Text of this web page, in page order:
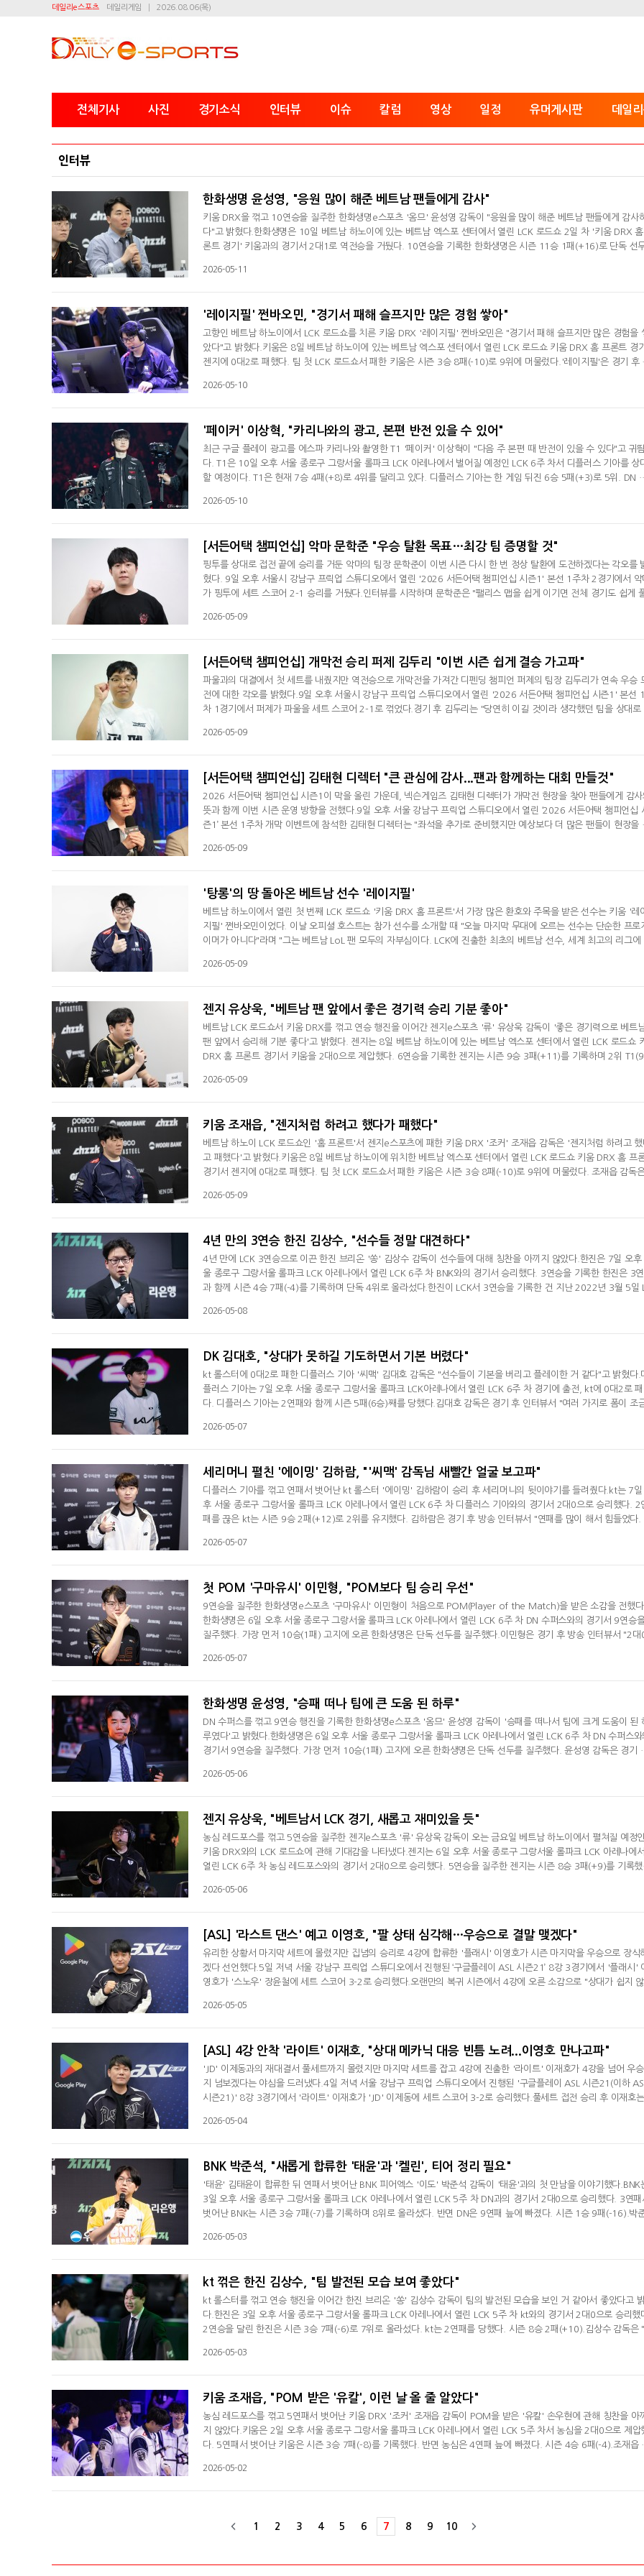
데일리e스포츠 데일리게임 2026.08.06(목)
전체기사 사진 경기소식 인터뷰 이슈 칼럼 영상 일정 유머게시판 데일
인터뷰
한화생명 윤성영, "응원 많이 해준 베트남 팬들에게 감사"
키움 DRX을 꺾고 10연승을 질주한 한화생명e스포츠 '옴므' 윤성영 감독이 "응원을 많이 해준 베트남 팬들에게 감사
다"고 밝혔다.한화생명은 10일 베트남 하노이에 있는 베트남 엑스포 센터에서 열린 LCK 로드쇼 2일 차 '키움 DRX
론트 경기' 키움과의 경기서 2대1로 역전승을 거뒀다. 10연승을 기록한 한화생명은 시즌 11승 1패(+16)로 단독 선
이 해줘서 감사하다고 말하고 싶다"라며 "고생한 선수나 팬들이 즐겁게 봤으면 좋을 거 같다"며 LCK 로드쇼를 치른 소
2026-05-11
'레이지필' 쩐바오민, "경기서 패해 슬프지만 많은 경험 쌓아"
고향인 베트남 하노이에서 LCK 로드쇼를 치른 키움 DRX '레이지필' 쩐바오민은 "경기서 패해 슬프지만 많은 경험을
았다"고 밝혔다.키움은 8일 베트남 하노이에 있는 베트남 엑스포 센터에서 열린 LCK 로드쇼 키움 DRX 홈 프론트 경
젠지에 0대2로 패했다. 팀 첫 LCK 로드쇼서 패한 키움은 시즌 3승 8패(-10)로 9위에 머물렀다.'레이지필'은 경기 후
만 많은 경험을 쌓았다"며 처음으로 로드쇼를 펼친 소감을 전했다. 이날 '레이지필'은 가장 마지막에 등장해 베트남 팬
2026-05-10
'페이커' 이상혁, "카리나와의 광고, 본편 반전 있을 수 있어"
최근 구글 플레이 광고를 에스파 카리나와 촬영한 T1 '페이커' 이상혁이 "다음 주 본편 때 반전이 있을 수 있다"고 귀
다. T1은 10일 오후 서울 종로구 그랑서울 롤파크 LCK 아레나에서 벌어질 예정인 LCK 6주 차서 디플러스 기아를 상
할 예정이다. T1은 현재 7승 4패(+8)로 4위를 달리고 있다. 디플러스 기아는 한 게임 뒤진 6승 5패(+3)로 5위. DN
세트서 불리했는데 우리가 소규모 교전서 조금씩 이득을 본 덕분에 유리해질 수 있었다"며 "초반에 인내심 있게 잘 플
2026-05-10
[서든어택 챔피언십] 악마 문학준 "우승 탈환 목표…최강 팀 증명할 것"
핑투를 상대로 접전 끝에 승리를 거둔 악마의 팀장 문학준이 이번 시즌 다시 한 번 정상 탈환에 도전하겠다는 각오를
혔다. 9일 오후 서울시 강남구 프릭업 스튜디오에서 열린 '2026 서든어택 챔피언십 시즌1' 본선 1주차 2경기에서 악
가 핑투에 세트 스코어 2-1 승리를 거뒀다.인터뷰를 시작하며 문학준은 "팰리스 맵을 쉽게 이기면 전체 경기도 쉽게
고정맵 팰리스에서의 1세트의 경우 "대회에서 세이브 싸움이 정말 중요한데 수비 진영이었던 전반 마지막 라운드 2대1
2026-05-09
[서든어택 챔피언십] 개막전 승리 퍼제 김두리 "이번 시즌 쉽게 결승 가고파"
파울과의 대결에서 첫 세트를 내줬지만 역전승으로 개막전을 가져간 디펜딩 챔피언 퍼제의 팀장 김두리가 연속 우승
전에 대한 각오를 밝혔다.9일 오후 서울시 강남구 프릭업 스튜디오에서 열린 '2026 서든어택 챔피언십 시즌1' 본선
차 1경기에서 퍼제가 파울을 세트 스코어 2-1로 꺾었다.경기 후 김두리는 "당연히 이길 것이라 생각했던 팀을 상대로
다고 생각했는데 너무 압도당했다"며 "개막전에서 지는 장면이 머릿속에 계속 떠돌 정도였다"라고 당시 상황을 돌아봤
2026-05-09
[서든어택 챔피언십] 김태현 디렉터 "큰 관심에 감사...팬과 함께하는 대회 만들것"
2026 서든어택 챔피언십 시즌1이 막을 올린 가운데, 넥슨게임즈 김태현 디렉터가 개막전 현장을 찾아 팬들에게 감사
뜻과 함께 이번 시즌 운영 방향을 전했다.9일 오후 서울 강남구 프릭업 스튜디오에서 열린 ‘2026 서든어택 챔피언십
즌1’ 본선 1주차 개막 이벤트에 참석한 김태현 디렉터는 "좌석을 추가로 준비했지만 예상보다 더 많은 팬들이 현장을
이 마련됐으며, '서든어택' 이용자들과 '서든어택 챔피언십' 팬들이 현장을 가득 메우며 개막전 분위기를 달궜다.김 디
2026-05-09
'탕롱'의 땅 돌아온 베트남 선수 '레이지필'
베트남 하노이에서 열린 첫 번째 LCK 로드쇼 '키움 DRX 홈 프론트'서 가장 많은 환호와 주목을 받은 선수는 키움 '레이
지필' 쩐바오민이었다. 이날 오피셜 호스트는 참가 선수를 소개할 때 "오늘 마지막 무대에 오르는 선수는 단순한 프로
이머가 아니다"라며 "그는 베트남 LoL 팬 모두의 자부심이다. LCK에 진출한 최초의 베트남 선수, 세계 최고의 리그에
입고 다시 탕롱(하노이)의 땅으로 돌아왔다"면서 "용의 후예 '레이지필'이다"고 강조했다. '탕롱'은 현재 LCK 로드쇼가
2026-05-09
젠지 유상욱, "베트남 팬 앞에서 좋은 경기력 승리 기분 좋아"
베트남 LCK 로드쇼서 키움 DRX를 꺾고 연승 행진을 이어간 젠지e스포츠 '류' 유상욱 감독이 '좋은 경기력으로 베트
팬 앞에서 승리해 기분 좋다'고 밝혔다. 젠지는 8일 베트남 하노이에 있는 베트남 엑스포 센터에서 열린 LCK 로드쇼
DRX 홈 프론트 경기서 키움을 2대0으로 제압했다. 6연승을 기록한 젠지는 시즌 9승 3패(+11)를 기록하며 2위
은 경기 후 인터뷰서 "좋은 경기력으로 베트남 팬 앞에서 2대0으로 승리해서 기분 좋다"며 베트남 로드쇼 승리 소감을
2026-05-09
키움 조재읍, "젠지처럼 하려고 했다가 패했다"
베트남 하노이 LCK 로드쇼인 '홈 프론트'서 젠지e스포츠에 패한 키움 DRX '조커' 조재읍 감독은 '젠지처럼 하려고 했
고 패했다'고 밝혔다.키움은 8일 베트남 하노이에 위치한 베트남 엑스포 센터에서 열린 LCK 로드쇼 키움 DRX 홈 프
경기서 젠지에 0대2로 패했다. 팀 첫 LCK 로드쇼서 패한 키움은 시즌 3승 8패(-10)로 9위에 머물렀다. 조재읍 감독
의 다음 경기 전까지 부족한 부분을 잘 보완해서 마지막 날 멋진 경기를 보여줄 수 있게 하겠다"고 다짐했다. 아쉬웠던
2026-05-09
4년 만의 3연승 한진 김상수, "선수들 정말 대견하다"
4년 만에 LCK 3연승으로 이끈 한진 브리온 '쏭' 김상수 감독이 선수들에 대해 칭찬을 아끼지 않았다.한진은 7일 오후
울 종로구 그랑서울 롤파크 LCK 아레나에서 열린 LCK 6주 차 BNK와의 경기서 승리했다. 3연승을 기록한 한진은 3
과 함께 시즌 4승 7패(-4)를 기록하며 단독 4위로 올라섰다.한진이 LCK서 3연승을 기록한 건 지난 2022년 3월 5일
다.김상수 감독은 "2대0으로 승리해서 정말 좋다. 불리한 게임을 역전했다는 부분도 기쁘다. 너무 좋은 날이다"라며 "
2026-05-08
DK 김대호, "상대가 못하길 기도하면서 기본 버렸다"
kt 롤스터에 0대2로 패한 디플러스 기아 '씨맥' 김대호 감독은 "선수들이 기본을 버리고 플레이한 거 같다"고 밝혔다.
플러스 기아는 7일 오후 서울 종로구 그랑서울 롤파크 LCK아레나에서 열린 LCK 6주 차 경기에 출전, kt에 0대2로 패
다. 디플러스 기아는 2연패와 함께 시즌 5패(6승)째를 당했다.김대호 감독은 경기 후 인터뷰서 "여러 가지로 폼이 조
서도 손해를 많이 봤다"며 운을 뗐다. 김 감독은 "본능적으로 (선수들이) 오늘 폼이 안 좋다는 걸 느낀 거 같더라"라며 "
2026-05-07
세리머니 펼친 '에이밍' 김하람, "'씨맥' 감독님 새빨간 얼굴 보고파"
디플러스 기아를 꺾고 연패서 벗어난 kt 롤스터 '에이밍' 김하람이 승리 후 세리머니의 뒷이야기를 들려줬다.kt는 7일
후 서울 종로구 그랑서울 롤파크 LCK 아레나에서 열린 LCK 6주 차 디플러스 기아와의 경기서 2대0으로 승리했다. 2
패를 끊은 kt는 시즌 9승 2패(+12)로 2위를 유지했다. 김하람은 경기 후 방송 인터뷰서 "연패를 많이 해서 힘들었다.
한다. 오늘 1세트를 이겨서 갑자기 생각이 나더라. 직접 적었고 '씨맥' 감독님의 새빨간 얼굴을 보고 싶다"며 웃음을 지
2026-05-07
첫 POM '구마유시' 이민형, "POM보다 팀 승리 우선"
9연승을 질주한 한화생명e스포츠 '구마유시' 이민형이 처음으로 POM(Player of the Match)을 받은 소감을 전했다.
한화생명은 6일 오후 서울 종로구 그랑서울 롤파크 LCK 아레나에서 열린 LCK 6주 차 DN 수퍼스와의 경기서 9연승
질주했다. 가장 먼저 10승(1패) 고지에 오른 한화생명은 단독 선두를 질주했다.이민형은 경기 후 방송 인터뷰서 "2대
다"며 9연승을 기록한 소감을 전했다. 이민형은 이날 시즌 처음으로 POM을 받았다. 그는 "오랜만에 인터뷰 존에 와서
2026-05-07
한화생명 윤성영, "승패 떠나 팀에 큰 도움 된 하루"
DN 수퍼스를 꺾고 9연승 행진을 기록한 한화생명e스포츠 '옴므' 윤성영 감독이 '승패를 떠나서 팀에 크게 도움이 된
루였다'고 밝혔다.한화생명은 6일 오후 서울 종로구 그랑서울 롤파크 LCK 아레나에서 열린 LCK 6주 차 DN 수퍼스와
경기서 9연승을 질주했다. 가장 먼저 10승(1패) 고지에 오른 한화생명은 단독 선두를 질주했다. 윤성영 감독은 경기
부족한 부분을 많이 시도해 본 장면이 잘 나왔다. 일단 승패를 떠나서 팀에 크게 도움 되는 하루였다"고 평가했다. 접전
2026-05-06
젠지 유상욱, "베트남서 LCK 경기, 새롭고 재미있을 듯"
농심 레드포스를 꺾고 5연승을 질주한 젠지e스포츠 '류' 유상욱 감독이 오는 금요일 베트남 하노이에서 펼쳐질 예정인
키움 DRX와의 LCK 로드쇼에 관해 기대감을 나타냈다.젠지는 6일 오후 서울 종로구 그랑서울 롤파크 LCK 아레나에서
열린 LCK 6주 차 농심 레드포스와의 경기서 2대0으로 승리했다. 5연승을 질주한 젠지는 시즌 8승 3패(+9)를 기록했
전 연승을 '24'로 늘렸다. 매치 기준으로는 49승 3패다.유상욱 감독은 경기 후 인터뷰서 "1세트는 흔들리는 모습이 있
2026-05-06
[ASL] '라스트 댄스' 예고 이영호, "팔 상태 심각해…우승으로 결말 맺겠다"
유리한 상황서 마지막 세트에 몰렸지만 집념의 승리로 4강에 합류한 '플래시' 이영호가 시즌 마지막을 우승으로 장식
겠다 선언했다.5일 저녁 서울 강남구 프릭업 스튜디오에서 진행된 ‘구글플레이 ASL 시즌21’ 8강 3경기에서 '플래시'
영호가 '스노우' 장윤철에 세트 스코어 3-2로 승리했다.오랜만의 복귀 시즌에서 4강에 오른 소감으로 "상대가 쉽지
나기도 했다"라고 힘들었던 경기 상황을 돌아봤다.이어 경기가 힘들게 이어졌던 이유를 묻는 질문에 "1세트가 예상과
2026-05-05
[ASL] 4강 안착 '라이트' 이재호, "상대 메카닉 대응 빈틈 노려...이영호 만나고파"
'JD' 이제동과의 재대결서 풀세트까지 몰렸지만 마지막 세트를 잡고 4강에 진출한 '라이트' 이재호가 4강을 넘어 우
지 넘보겠다는 야심을 드러냈다.4일 저녁 서울 강남구 프릭업 스튜디오에서 진행된 '구글플레이 ASL 시즌21(이하
시즌21)' 8강 3경기에서 '라이트' 이재호가 'JD' 이제동에 세트 스코어 3-2로 승리했다.풀세트 접전 승리 후 이재호는
반 기세를 잡았던 흐름에 대해 "1세트는 준비한 대로 풀렸고, 2세트는 상대가 준비해올 것을 의심하며 대응한 것이 주
2026-05-04
BNK 박준석, "새롭게 합류한 '태윤'과 '켈린', 티어 정리 필요"
'태윤' 김태윤이 합류한 뒤 연패서 벗어난 BNK 피어엑스 '이도' 박준석 감독이 '태윤'과의 첫 만남을 이야기했다.BNK
3일 오후 서울 종로구 그랑서울 롤파크 LCK 아레나에서 열린 LCK 5주 차 DN과의 경기서 2대0으로 승리했다. 3연패
벗어난 BNK는 시즌 3승 7패(-7)를 기록하며 8위로 올라섰다. 반면 DN은 9연패 늪에 빠졌다. 시즌 1승 9패(-16).박
서도 이겨서 승리할 수 있었다. 2세트는 바텀에서 초반에 벌어져서 스노우볼을 굴린 덕분에 이길 수 있었다"고 승리 소
2026-05-03
kt 꺾은 한진 김상수, "팀 발전된 모습 보여 좋았다"
kt 롤스터를 꺾고 연승 행진을 이어간 한진 브리온 '쏭' 김상수 감독이 팀의 발전된 모습을 보인 거 같아서 좋았다고
다.한진은 3일 오후 서울 종로구 그랑서울 롤파크 LCK 아레나에서 열린 LCK 5주 차 kt와의 경기서 2대0으로 승리했
2연승을 달린 한진은 시즌 3승 7패(-6)로 7위로 올라섰다. kt는 2연패를 당했다. 시즌 8승 2패(+10).김상수 감독은
이었다"며 승리 소감을 전했다. kt와의 경기 준비에 관해선 "상대가 강팀이지만 그런 거보다는 우리가 계획적으로 우리
2026-05-03
키움 조재읍, "POM 받은 '유칼', 이런 날 올 줄 알았다"
농심 레드포스를 꺾고 5연패서 벗어난 키움 DRX '조커' 조재읍 감독이 POM을 받은 '유칼' 손우현에 관해 칭찬을 아끼
지 않았다.키움은 2일 오후 서울 종로구 그랑서울 롤파크 LCK 아레나에서 열린 LCK 5주 차서 농심을 2대0으로 제압
다. 5연패서 벗어난 키움은 시즌 3승 7패(-8)를 기록했다. 반면 농심은 4연패 늪에 빠졌다. 시즌 4승 6패(-4).조재읍
따라와 줬고 열심히 해서 고맙다는 말을 전하고 싶다"며 승리 소감을 전했다. 금일 POM을 받은 '유칼' 손우현의 기복
2026-05-02
1 2 3 4 5 6 7 8 9 10